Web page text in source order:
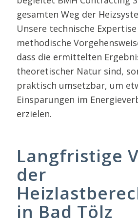
gesamten Weg der
Unsere technische
methodische
dass die ermittelten
theoretischer Natur sind,
praktisch umsetzbar, um
Einsparungen im
erzielen.
Langfristige
der
in Bad Tölz